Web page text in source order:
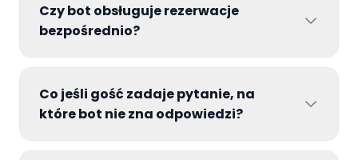
Czy bot obsługuje rezerwacje
bezpośrednio?
Co jeśli gość zadaje pytanie, na
które bot nie zna odpowiedzi?